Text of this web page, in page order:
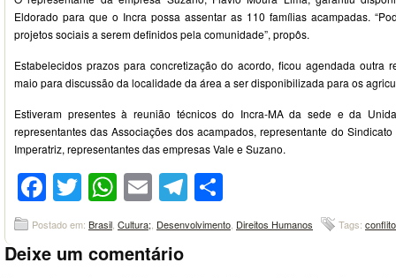
Eldorado para que o Incra possa assentar as 110 famílias acampadas.
projetos sociais a serem definidos pela comunidade”, propôs.
Estabelecidos prazos para concretização do acordo, ficou agendada outra
maio para discussão da localidade da área a ser disponibilizada para os
Estiveram presentes à reunião técnicos do Incra-MA da sede e da
representantes das Associações dos acampados, representante do
Imperatriz, representantes das empresas Vale e Suzano.
Facebook
Twitter
WhatsApp
EmailTelegram
Postado em: Brasil Cultura; Desenvolvimento Direitos Humanos Tags:
Deixe um comentário